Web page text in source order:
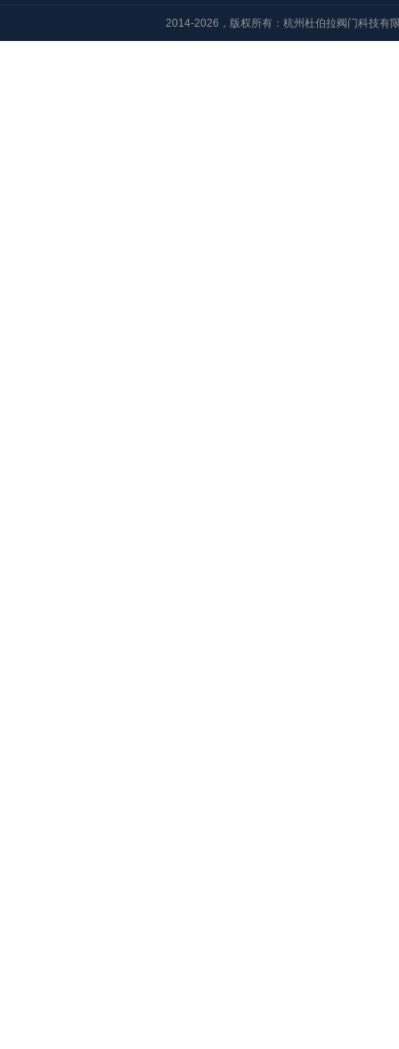
2014-2026，版权所有：杭州杜伯拉阀门科技有